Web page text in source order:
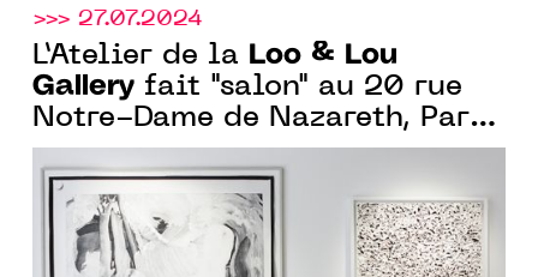
>>> 27.07.2024
L’Atelier de la
Loo & Lou
Gallery fait "salon" au 20 rue
Notre-Dame de Nazareth, Paris
3e jusqu’au 27 juillet